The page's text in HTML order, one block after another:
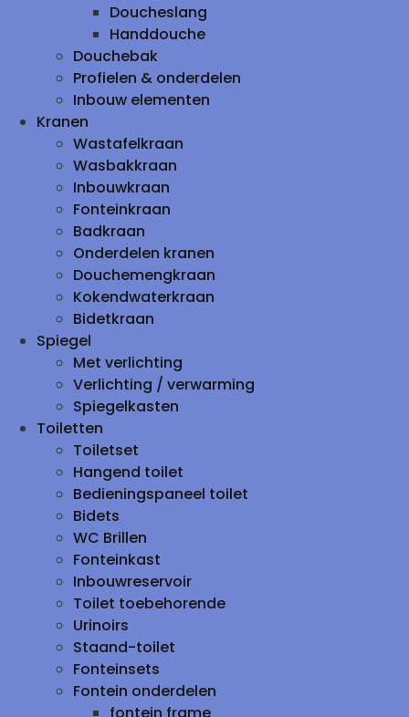
Doucheslang
Handdouche
Douchebak
Profielen & onderdelen
Inbouw elementen
Kranen
Wastafelkraan
Wasbakkraan
Inbouwkraan
Fonteinkraan
Badkraan
Onderdelen kranen
Douchemengkraan
Kokendwaterkraan
Bidetkraan
Spiegel
Met verlichting
Verlichting / verwarming
Spiegelkasten
Toiletten
Toiletset
Hangend toilet
Bedieningspaneel toilet
Bidets
WC Brillen
Fonteinkast
Inbouwreservoir
Toilet toebehorende
Urinoirs
Staand-toilet
Fonteinsets
Fontein onderdelen
fontein frame